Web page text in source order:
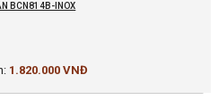
BCN814B-INOX
1.820.000 VNĐ